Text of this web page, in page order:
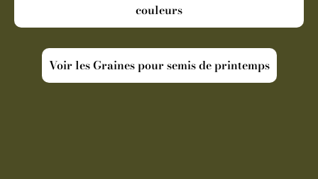
couleurs
Voir les Graines pour semis de printemps